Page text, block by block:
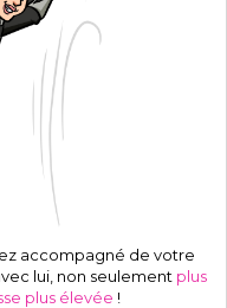
accompagné de votre
lui, non seulement plus
plus élevée !